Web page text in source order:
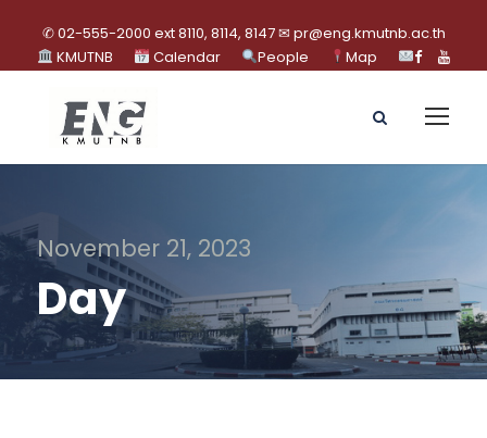
✆ 02-555-2000 ext 8110, 8114, 8147 ✉ pr@eng.kmutnb.ac.th
KMUTNB
Calendar People Map
November 21, 2023
Day